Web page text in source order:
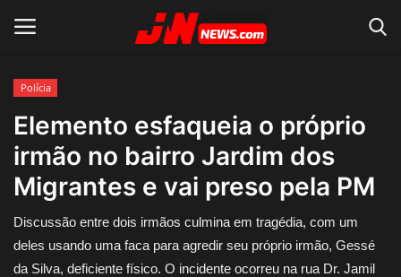
Home
Contato
Acidente
Polícia
Elemento esfaqueia o próprio
irmão no bairro Jardim dos
Migrantes e vai preso pela PM
Discussão entre dois irmãos culmina em tragédia, com um
deles usando uma faca para agredir seu próprio irmão, Gessé
da Silva, deficiente físico. O incidente ocorreu na rua Dr. Jamil